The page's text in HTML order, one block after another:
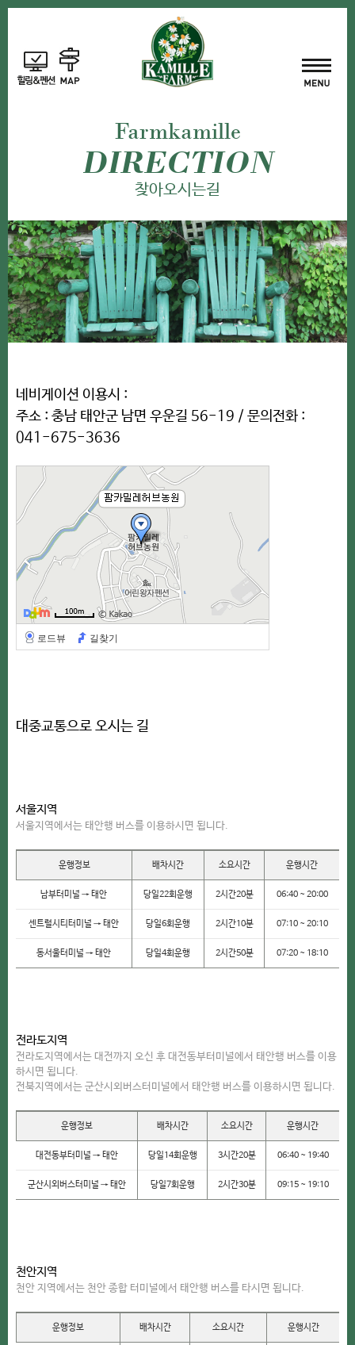
Farmkamille
DIRECTION
찾아오시는길
네비게이션 이용시 :
주소 : 충남 태안군 남면 우운길 56-19 / 문의전화 :
041-675-3636
로드뷰 길찾기
대중교통으로 오시는 길
서울지역
서울지역에서는 태안행 버스를 이용하시면 됩니다.
운행정보 배차시간 소요시간 운행시간
남부터미널 → 태안 당일22회운행 2시간20분 06:40 ~ 20:00
센트럴시티터미널 → 태안 당일6회운행 2시간10분 07:10 ~ 20:10
동서울터미널 → 태안 당일4회운행 2시간50분 07:20 ~ 18:10
전라도지역
전라도지역에서는 대전까지 오신 후 대전동부터미널에서 태안행 버스를 이용
하시면 됩니다.
전북지역에서는 군산시외버스터미널에서 태안행 버스를 이용하시면 됩니다.
운행정보 배차시간 소요시간 운행시간
대전동부터미널 → 태안 당일14회운행 3시간20분 06:40 ~ 19:40
군산시외버스터미널 → 태안 당일7회운행 2시간30분 09:15 ~ 19:10
천안지역
천안 지역에서는 천안 종합 터미널에서 태안행 버스를 타시면 됩니다.
운행정보 배차시간 소요시간 운행시간